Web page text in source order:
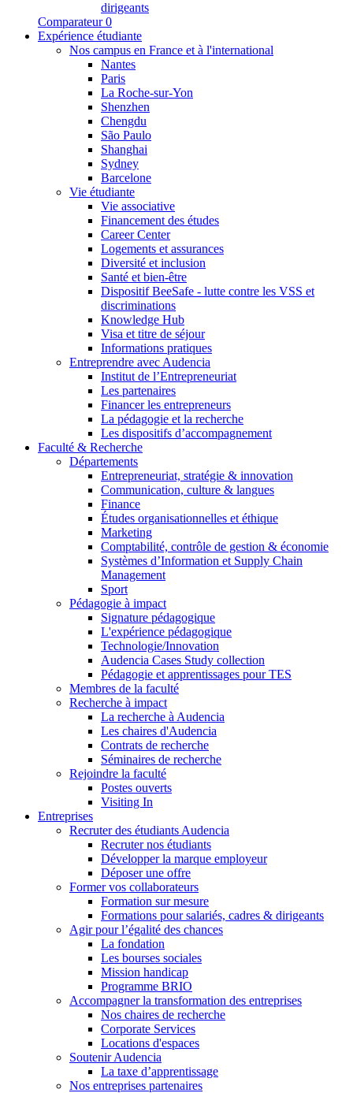
dirigeants
Comparateur 0
Expérience étudiante
Nos campus en France et à l'international
Nantes
Paris
La Roche-sur-Yon
Shenzhen
Chengdu
São Paulo
Shanghai
Sydney
Barcelone
Vie étudiante
Vie associative
Financement des études
Career Center
Logements et assurances
Diversité et inclusion
Santé et bien-être
Dispositif BeeSafe - lutte contre les VSS et
discriminations
Knowledge Hub
Visa et titre de séjour
Informations pratiques
Entreprendre avec Audencia
Institut de l’Entrepreneuriat
Les partenaires
Financer les entrepreneurs
La pédagogie et la recherche
Les dispositifs d’accompagnement
Faculté & Recherche
Départements
Entrepreneuriat, stratégie & innovation
Communication, culture & langues
Finance
Études organisationnelles et éthique
Marketing
Comptabilité, contrôle de gestion & économie
Systèmes d’Information et Supply Chain
Management
Sport
Pédagogie à impact
Signature pédagogique
L'expérience pédagogique
Technologie/Innovation
Audencia Cases Study collection
Pédagogie et apprentissages pour TES
Membres de la faculté
Recherche à impact
La recherche à Audencia
Les chaires d'Audencia
Contrats de recherche
Séminaires de recherche
Rejoindre la faculté
Postes ouverts
Visiting In
Entreprises
Recruter des étudiants Audencia
Recruter nos étudiants
Développer la marque employeur
Déposer une offre
Former vos collaborateurs
Formation sur mesure
Formations pour salariés, cadres & dirigeants
Agir pour l’égalité des chances
La fondation
Les bourses sociales
Mission handicap
Programme BRIO
Accompagner la transformation des entreprises
Nos chaires de recherche
Corporate Services
Locations d'espaces
Soutenir Audencia
La taxe d’apprentissage
Nos entreprises partenaires